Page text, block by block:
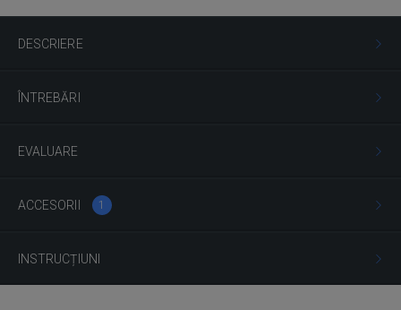
DESCRIERE
ÎNTREBĂRI
EVALUARE
ACCESORII 1
INSTRUCȚIUNI